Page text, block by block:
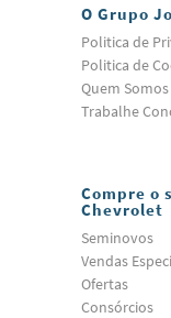
O Grupo
Politica de
Politica de
Quem Somos
Trabalhe
Compre o
Chevrolet
Seminovos
Vendas
Ofertas
Consórcios